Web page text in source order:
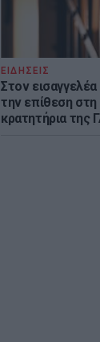
ΕΙΔΗΣΕΙΣ
Στον
την επίθεση
κρατητήρια της